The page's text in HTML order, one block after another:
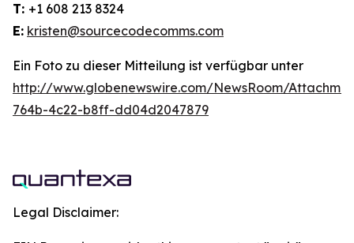
T: +1 608 213 8324
E: kristen@sourcecodecomms.com
Ein Foto zu dieser Mitteilung ist verfügbar unter
http://www.globenewswire.com/NewsRoom/
764b-4c22-b8ff-dd04d2047879
Legal Disclaimer: